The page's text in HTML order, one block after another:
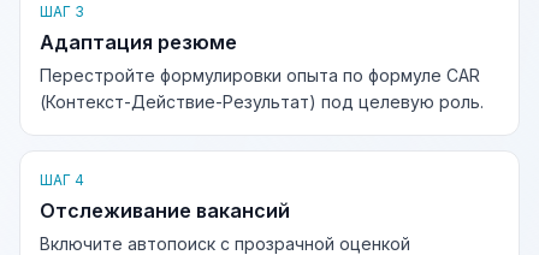
ШАГ 3
Адаптация резюме
Перестройте формулировки опыта по формуле CAR
(Контекст-Действие-Результат) под целевую роль.
ШАГ 4
Отслеживание вакансий
Включите автопоиск с прозрачной оценкой